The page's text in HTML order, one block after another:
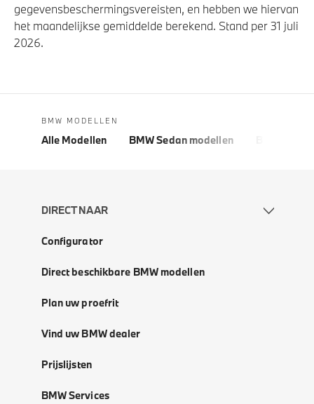
gegevensbeschermingsvereisten, en hebben we hiervan
het maandelijkse gemiddelde berekend. Stand per 31 juli
2026.
BMW MODELLEN
Alle Modellen BMW Sedan modellen
DIRECT NAAR
Configurator
Direct beschikbare BMW modellen
Plan uw proefrit
Vind uw BMW dealer
Prijslijsten
BMW Services